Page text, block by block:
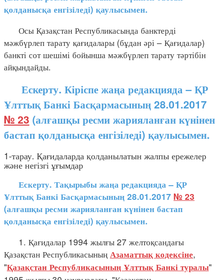
қолданысқа енгізіледі) қаулысымен.
Осы Қазақстан Республикасында банктерді
мәжбүрлеп тарату қағидалары (бұдан әрі – Қағидалар)
банкті сот шешімі бойынша мәжбүрлеп тарату тәртібін
айқындайды.
Ескерту. Кіріспе жаңа редакцияда – ҚР
Ұлттық Банкі Басқармасының 28.01.2017
№ 23 (алғашқы ресми жарияланған күнінен
бастап қолданысқа енгізіледі) қаулысымен.
1-тарау. Қағидаларда қолданылатын жалпы ережелер
және негізгі ұғымдар
Ескерту. Тақырыбы жаңа редакцияда – ҚР
Ұлттық Банкі Басқармасының 28.01.2017 № 23
(алғашқы ресми жарияланған күнінен бастап
қолданысқа енгізіледі) қаулысымен.
1. Қағидалар 1994 жылғы 27 желтоқсандағы
Қазақстан Республикасының Азаматтық кодексіне,
"Қазақстан Республикасының Ұлттық Банкі туралы"